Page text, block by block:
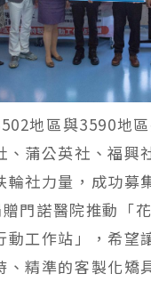
地區與3590地
、蒲公英社、福興
輪社力量，成功募
門諾醫院推動「
動工作站」，希望
、精準的客製化矯